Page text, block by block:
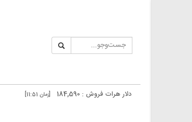
دلار هرات فروش : 184,590 [زمان 11:51] دلار هرات خرید : 184,190